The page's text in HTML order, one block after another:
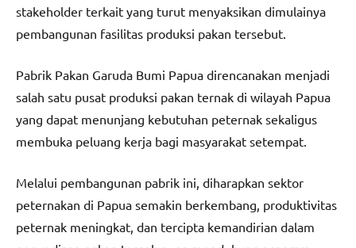
stakeholder terkait yang turut menyaksikan dimulainya
pembangunan fasilitas produksi pakan tersebut.
Pabrik Pakan Garuda Bumi Papua direncanakan menjadi
salah satu pusat produksi pakan ternak di wilayah Papua
yang dapat menunjang kebutuhan peternak sekaligus
membuka peluang kerja bagi masyarakat setempat.
Melalui pembangunan pabrik ini, diharapkan sektor
peternakan di Papua semakin berkembang, produktivitas
peternak meningkat, dan tercipta kemandirian dalam